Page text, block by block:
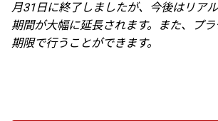
月31日に終了しましたが、今後はリア
期間が大幅に延長されます。また、プ
期限で行うことができます。